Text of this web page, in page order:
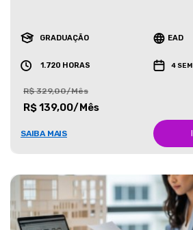
GRADUAÇÃO EAD
1.720 HORAS 4
R$ 329,00/Mês
R$ 139,00/Mês
SAIBA MAIS